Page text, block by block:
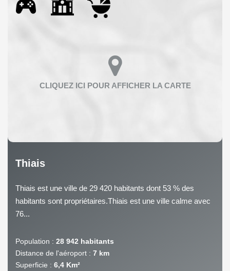
Thiais
Thiais est une ville de 29 420 habitants dont 53 % des
habitants sont propriétaires.Thiais est une ville calme avec
76...
Population : 28 942 habitants
Distance de l'aéroport : 7 km
Superficie : 6,4 Km²